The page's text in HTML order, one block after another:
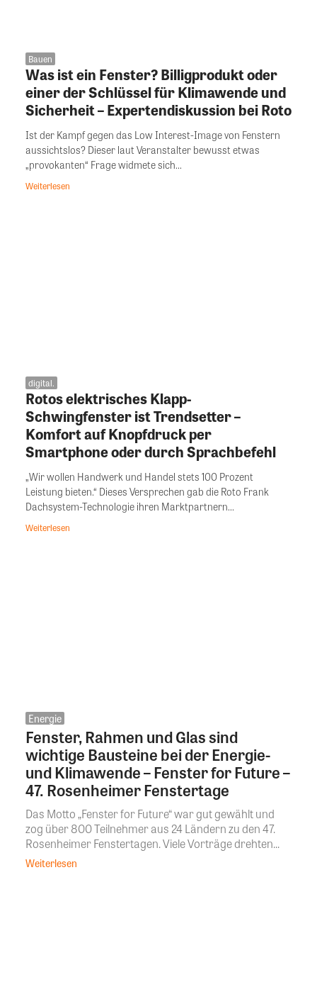
Bauen
Was ist ein Fenster? Billigprodukt oder
einer der Schlüssel für Klimawende und
Sicherheit – Expertendiskussion bei Roto
Ist der Kampf gegen das Low Interest-Image von Fenstern
aussichtslos? Dieser laut Veranstalter bewusst etwas
„provokanten“ Frage widmete sich...
Weiterlesen
digital.
Rotos elektrisches Klapp-
Schwingfenster ist Trendsetter –
Komfort auf Knopfdruck per
Smartphone oder durch Sprachbefehl
„Wir wollen Handwerk und Handel stets 100 Prozent
Leistung bieten.“ Dieses Versprechen gab die Roto Frank
Dachsystem-Technologie ihren Marktpartnern...
Weiterlesen
Energie
Fenster, Rahmen und Glas sind
wichtige Bausteine bei der Energie-
und Klimawende – Fenster for Future –
47. Rosenheimer Fenstertage
Das Motto „Fenster for Future“ war gut gewählt und
zog über 800 Teilnehmer aus 24 Ländern zu den 47.
Rosenheimer Fenstertagen. Viele Vorträge drehten...
Weiterlesen